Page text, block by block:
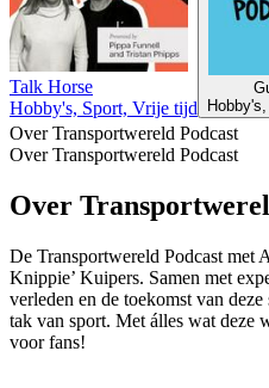
Talk Horse
Hobby's, Sport, Vrije tijd
Over Transportwereld Podcast
Over Transportwereld Podcast
Over
De Transportwereld Podcast
Knippie’ Kuipers. Samen met
verleden en de toekomst van
tak van sport. Met álles wat deze
voor fans!